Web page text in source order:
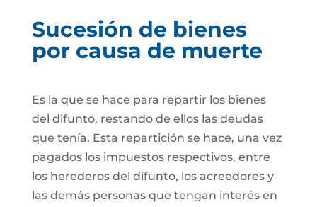
Sucesión de bienes
por causa de muerte
Es la que se hace para repartir los bienes
del difunto, restando de ellos las deudas
que tenía. Esta repartición se hace, una vez
pagados los impuestos respectivos, entre
los herederos del difunto, los acreedores y
las demás personas que tengan interés en